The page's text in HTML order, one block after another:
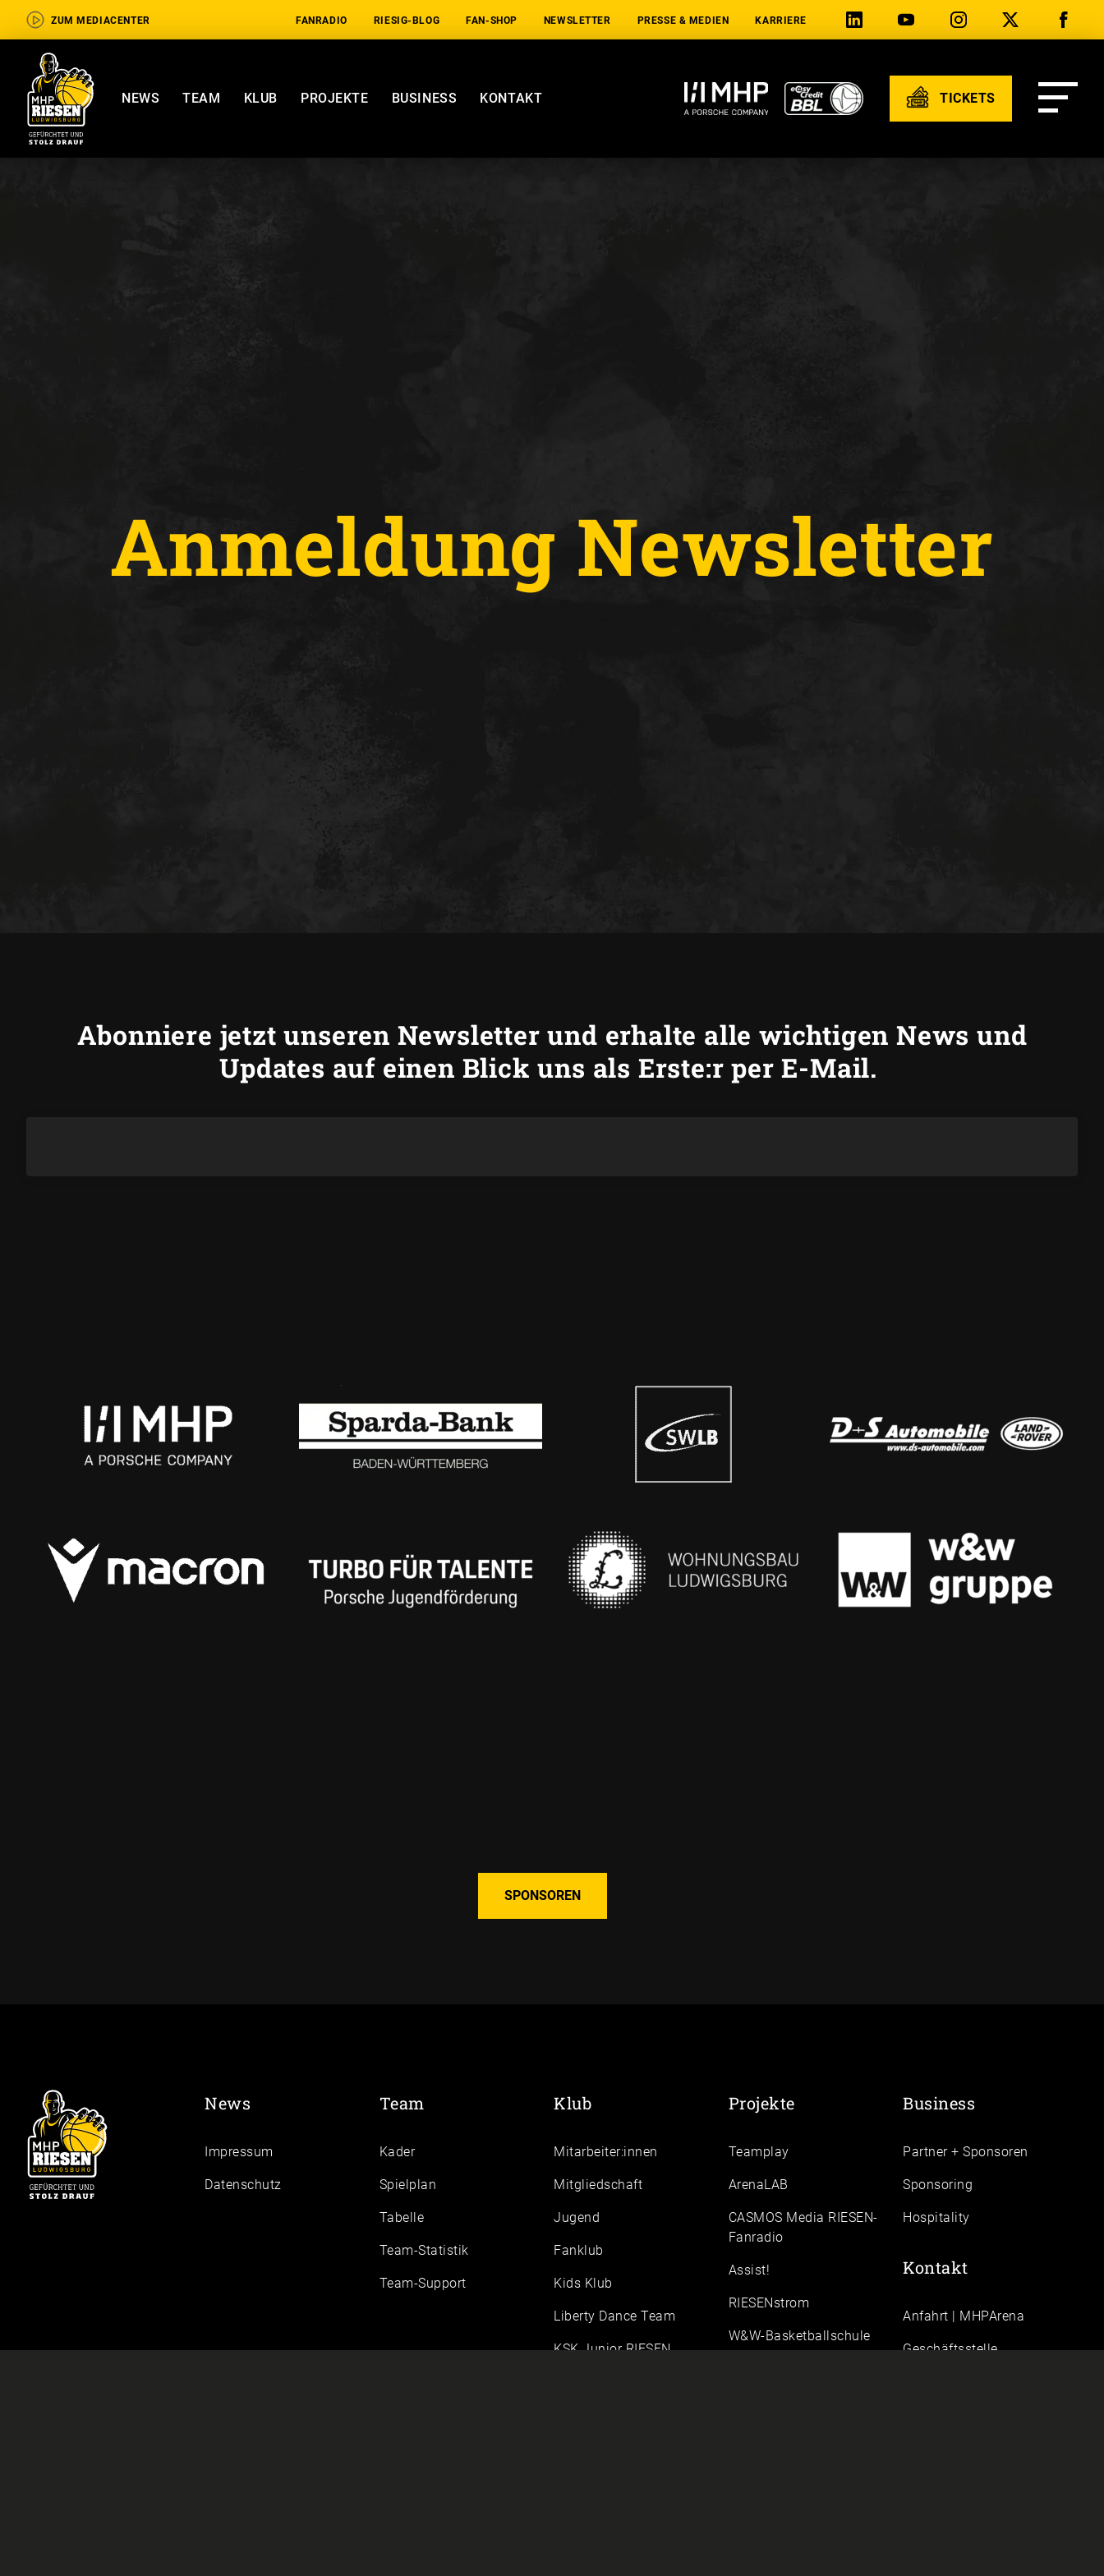
ZUM MEDIACENTER FANRADIO RIESIG-BLOG FAN-SHOP NEWSLETTER PRESSE & MEDIEN KARRIERE
NEWS TEAM KLUB PROJEKTE BUSINESS KONTAKT TICKETS
Anmeldung Newsletter
Abonniere jetzt unseren Newsletter und erhalte alle wichtigen News und
Updates auf einen Blick uns als Erste:r per E-Mail.
SPONSOREN
News
Impressum
Daten­schutz
Team
Kader
Spielplan
Tabelle
Team-Statistik
Team-Support
Klub
Mitarbeiter:innen
Mitgliedschaft
Jugend
Fanklub
Kids Klub
Liberty Dance Team
KSK Junior RIESEN
Projekte
Teamplay
ArenaLAB
CASMOS Media RIESEN-
Fanradio
Assist!
RIESENstrom
W&W-Basketballschule
Business
Partner + Sponsoren
Sponsoring
Hospitality
Kontakt
Anfahrt | MHPArena
Geschäftsstelle